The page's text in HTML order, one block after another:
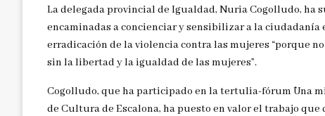
La delegada provincial de Igualdad, Nuria Cogolludo, ha
encaminadas a concienciar y sensibilizar a la
erradicación de la violencia contra las mujeres “porque
sin la libertad y la igualdad de las mujeres”.
Cogolludo, que ha participado en la tertulia-fórum `Una
de Cultura de Escalona, ha puesto en valor el trabajo